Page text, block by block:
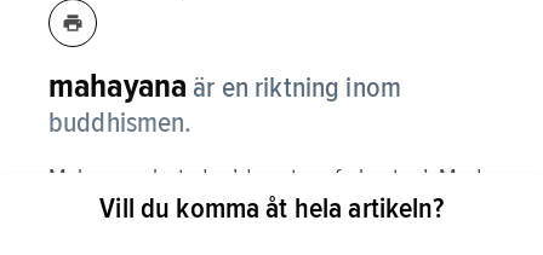
mahayana är en riktning inom
buddhismen.
Mahayana betyder ’den stora farkosten’. Med
det menas att den här formen av buddhism
Vill du komma åt hela artikeln?